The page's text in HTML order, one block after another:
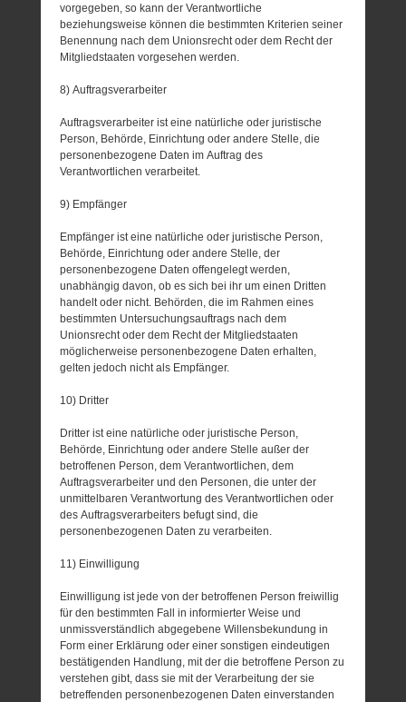
vorgegeben, so kann der Verantwortliche
beziehungsweise können die bestimmten Kriterien seiner
Benennung nach dem Unionsrecht oder dem Recht der
Mitgliedstaaten vorgesehen werden.
8) Auftragsverarbeiter
Auftragsverarbeiter ist eine natürliche oder juristische
Person, Behörde, Einrichtung oder andere Stelle, die
personenbezogene Daten im Auftrag des
Verantwortlichen verarbeitet.
9) Empfänger
Empfänger ist eine natürliche oder juristische Person,
Behörde, Einrichtung oder andere Stelle, der
personenbezogene Daten offengelegt werden,
unabhängig davon, ob es sich bei ihr um einen Dritten
handelt oder nicht. Behörden, die im Rahmen eines
bestimmten Untersuchungsauftrags nach dem
Unionsrecht oder dem Recht der Mitgliedstaaten
möglicherweise personenbezogene Daten erhalten,
gelten jedoch nicht als Empfänger.
10) Dritter
Dritter ist eine natürliche oder juristische Person,
Behörde, Einrichtung oder andere Stelle außer der
betroffenen Person, dem Verantwortlichen, dem
Auftragsverarbeiter und den Personen, die unter der
unmittelbaren Verantwortung des Verantwortlichen oder
des Auftragsverarbeiters befugt sind, die
personenbezogenen Daten zu verarbeiten.
11) Einwilligung
Einwilligung ist jede von der betroffenen Person freiwillig
für den bestimmten Fall in informierter Weise und
unmissverständlich abgegebene Willensbekundung in
Form einer Erklärung oder einer sonstigen eindeutigen
bestätigenden Handlung, mit der die betroffene Person zu
verstehen gibt, dass sie mit der Verarbeitung der sie
betreffenden personenbezogenen Daten einverstanden